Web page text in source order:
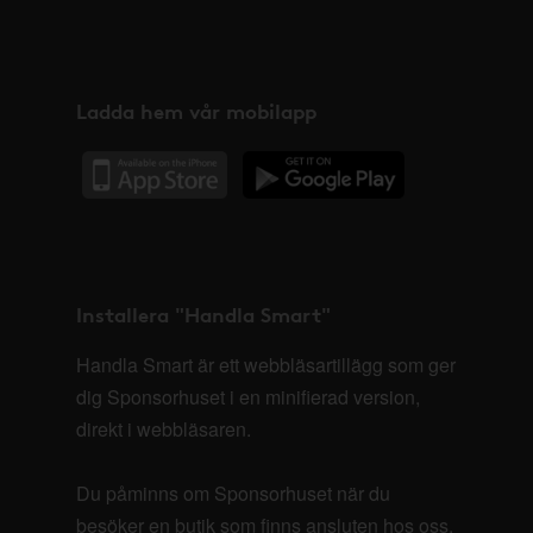
Ladda hem vår mobilapp
Installera "Handla Smart"
Handla Smart är ett webbläsartillägg som ger
dig Sponsorhuset i en minifierad version,
direkt i webbläsaren.
Du påminns om Sponsorhuset när du
besöker en butik som finns ansluten hos oss.